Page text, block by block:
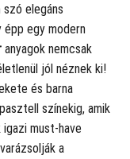
elegáns
épp egy modern
anyagok nemcsak
jól néznek ki!
és barna
színekig, amik
must-have
a